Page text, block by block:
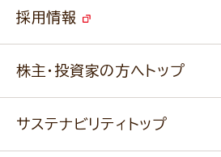
ベジカフェブランドサイト
改善事例
業務用商品のお問合せ
事業紹介
経営理念・経営方針・行動規範・行動指針
ニップンの歴史
採用情報
株主・投資家の方へトップ
サステナビリティトップ